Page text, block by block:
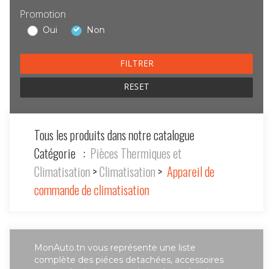
Promotion
Oui Non
RESET
Tous les produits dans notre catalogue
Catégorie : Pièces Thermiques et
Climatisation >Climatisation > Appareil de
commande de climatisation
MonAuto.tn vous représente une liste
complète des piéces detachées, accessoires